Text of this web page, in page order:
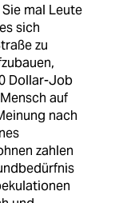
mal Leute
sich
zu
Dollar-Job
auf
nach
zahlen